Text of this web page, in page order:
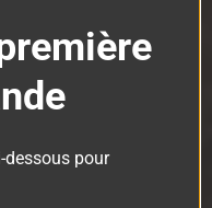
dessous pour